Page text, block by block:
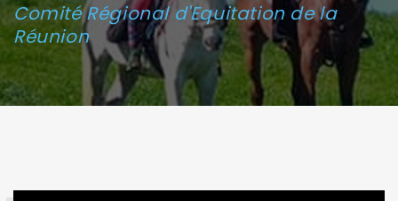
Comité Régional d'Equitation de la
Réunion